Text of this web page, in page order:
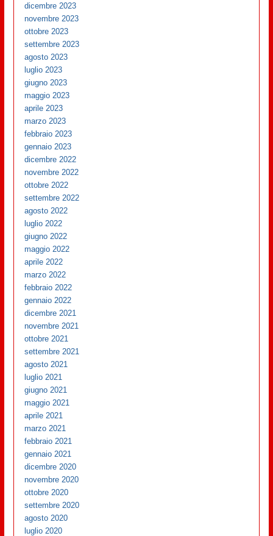
dicembre 2023
novembre 2023
ottobre 2023
settembre 2023
agosto 2023
luglio 2023
giugno 2023
maggio 2023
aprile 2023
marzo 2023
febbraio 2023
gennaio 2023
dicembre 2022
novembre 2022
ottobre 2022
settembre 2022
agosto 2022
luglio 2022
giugno 2022
maggio 2022
aprile 2022
marzo 2022
febbraio 2022
gennaio 2022
dicembre 2021
novembre 2021
ottobre 2021
settembre 2021
agosto 2021
luglio 2021
giugno 2021
maggio 2021
aprile 2021
marzo 2021
febbraio 2021
gennaio 2021
dicembre 2020
novembre 2020
ottobre 2020
settembre 2020
agosto 2020
luglio 2020